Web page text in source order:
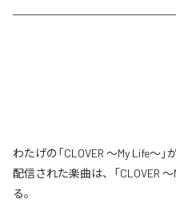
わたげの「CLOVER ～My Life～
配信された楽曲は、「CLOVER
る。